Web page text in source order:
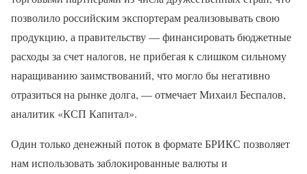
позволило российским экспортерам реализовывать свою
продукцию, а правительству — финансировать бюджетные
расходы за счет налогов, не прибегая к слишком сильному
наращиванию заимствований, что могло бы негативно
отразиться на рынке долга, — отмечает Михаил Беспалов,
аналитик «КСП Капитал».
Один только денежный поток в формате БРИКС позволяет
нам использовать заблокированные валюты и